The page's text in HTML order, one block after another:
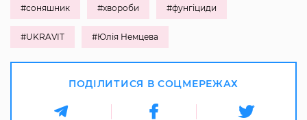
#соняшник #хвороби #фунгіциди
#UKRAVIT #Юлія Немцева
ПОДІЛИТИСЯ В СОЦМЕРЕЖАХ